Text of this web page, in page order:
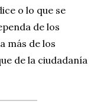
o lo que se
de los
más de los
de la ciudadanía